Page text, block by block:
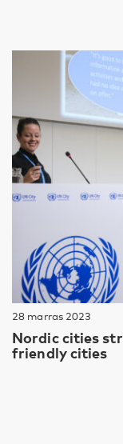
28 marras 2023
Nordic cities
friendly cities